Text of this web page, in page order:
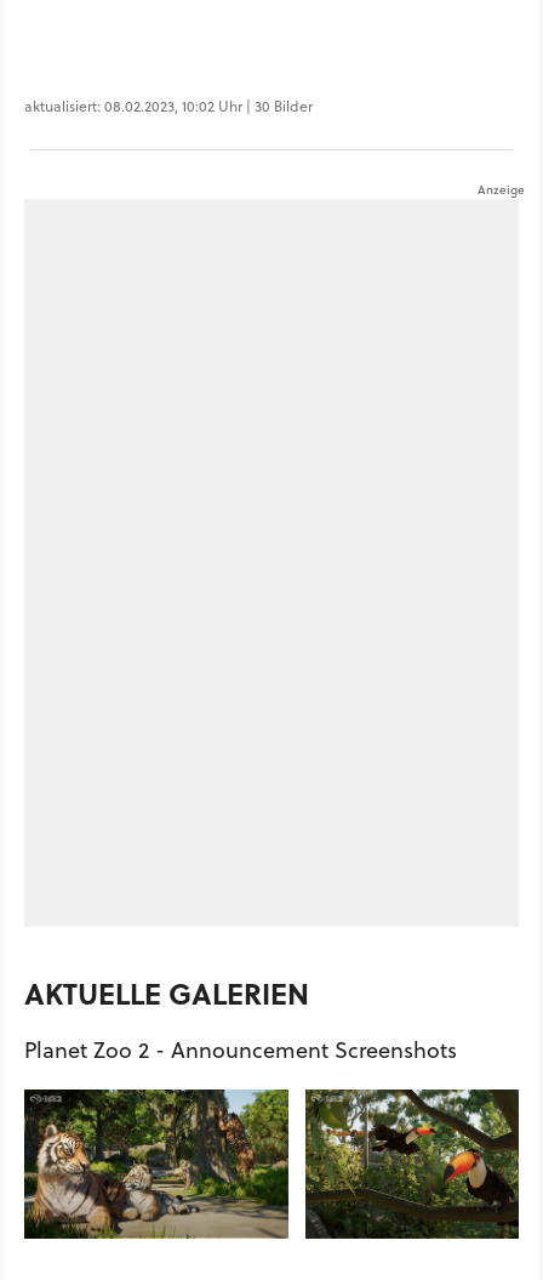
aktualisiert: 08.02.2023, 10:02 Uhr | 30 Bilder
AKTUELLE GALERIEN
Planet Zoo 2 - Announcement Screenshots